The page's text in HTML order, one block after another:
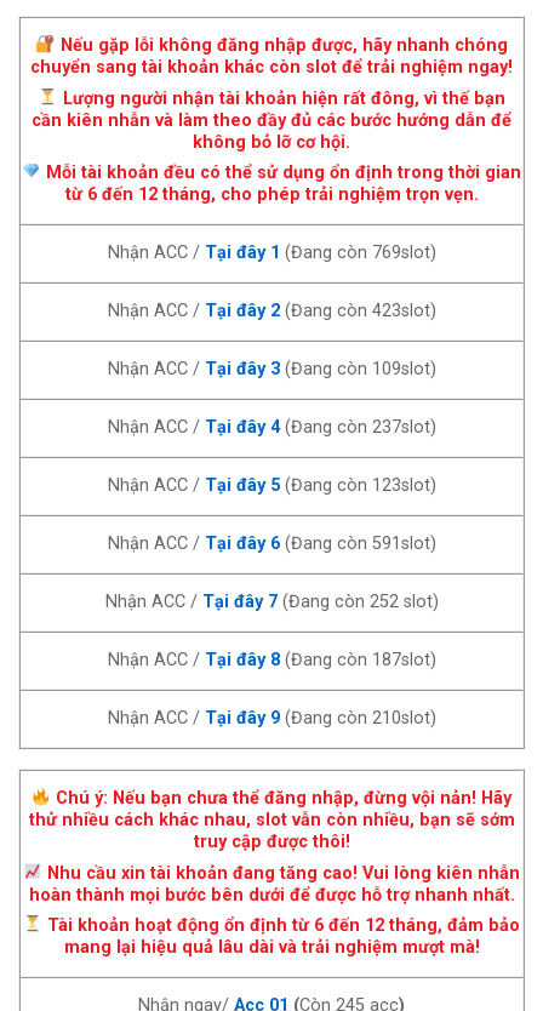
Nếu gặp lỗi không đăng nhập được, hãy nhanh chóng
chuyển sang tài khoản khác còn slot để trải nghiệm ngay!
Lượng người nhận tài khoản hiện rất đông, vì thế bạn
cần kiên nhẫn và làm theo đầy đủ các bước hướng dẫn để
không bỏ lỡ cơ hội.
Mỗi tài khoản đều có thể sử dụng ổn định trong thời gian
từ 6 đến 12 tháng, cho phép trải nghiệm trọn vẹn.
Nhận ACC / Tại đây 1 (Đang còn 769slot)
Nhận ACC / Tại đây 2(Đang còn 423slot)
Nhận ACC / Tại đây 3(Đang còn 109slot)
Nhận ACC / Tại đây 4(Đang còn 237slot)
Nhận ACC / Tại đây 5(Đang còn 123slot)
Nhận ACC / Tại đây 6(Đang còn 591slot)
Nhận ACC / Tại đây 7(Đang còn 252 slot)
Nhận ACC / Tại đây 8(Đang còn 187slot)
Nhận ACC / Tại đây 9(Đang còn 210slot)
Chú ý: Nếu bạn chưa thể đăng nhập, đừng vội nản! Hãy
thử nhiều cách khác nhau, slot vẫn còn nhiều, bạn sẽ sớm
truy cập được thôi!
Nhu cầu xin tài khoản đang tăng cao! Vui lòng kiên nhẫn
hoàn thành mọi bước bên dưới để được hỗ trợ nhanh nhất.
Tài khoản hoạt động ổn định từ 6 đến 12 tháng, đảm bảo
mang lại hiệu quả lâu dài và trải nghiệm mượt mà!
Nhận ngay/ Acc 01 (Còn 245 acc)